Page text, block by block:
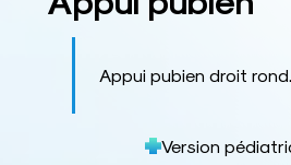
Appui pubien droit
Version